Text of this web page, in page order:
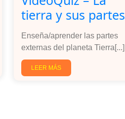
tierra y sus partes
Enseña/aprender las partes
externas del planeta Tierra[...]
LEER MÁS